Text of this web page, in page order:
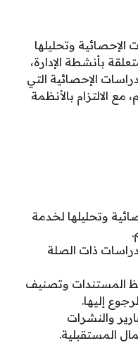
الإحصائية وتحليلها
بأنشطة الإدارة،
الإحصائية التي
مع الالتزام بالأنظمة
وتحليلها لخدمة
ذات الصلة
المستندات وتصنيف
إليها.
والنشرات
المستقبلية.